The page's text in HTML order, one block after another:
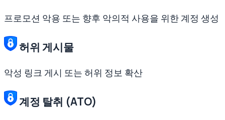
프로모션 악용 또는 향후 악의적 사용을 위한 계정 생성
허위 게시물
악성 링크 게시 또는 허위 정보 확산
계정 탈취 (ATO)